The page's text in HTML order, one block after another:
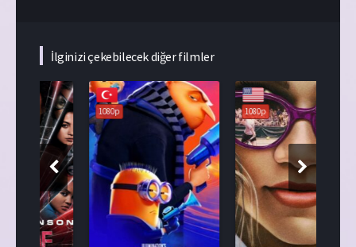
İlginizi çekebilecek diğer filmler
1080p
1080p